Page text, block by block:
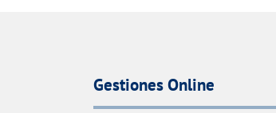
Gestiones Online